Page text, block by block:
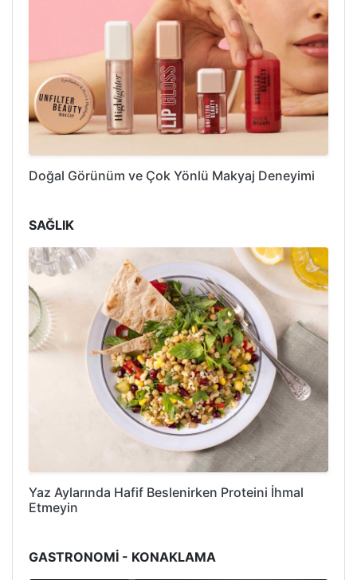
Doğal Görünüm ve Çok Yönlü Makyaj Deneyimi
SAĞLIK
Yaz Aylarında Hafif Beslenirken Proteini İhmal
Etmeyin
GASTRONOMİ - KONAKLAMA